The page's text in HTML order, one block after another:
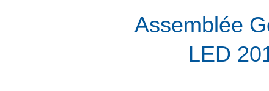
Assemblée
LED